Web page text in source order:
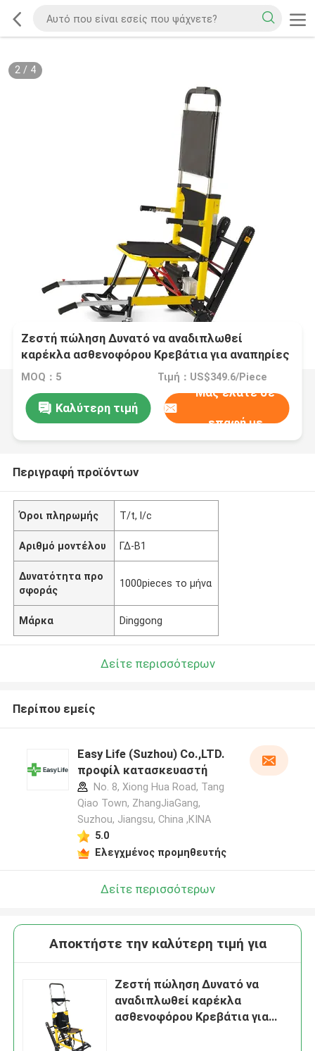
2/ 4
Ζεστή πώληση Δυνατό να αναδιπλωθεί
καρέκλα ασθενοφόρου Κρεβάτια για αναπηρίες
MOQ：5 Τιμή：US$349.6/Piece
Καλύτερη τιμή
Μας ελάτε σε
επαφή με
Περιγραφή προϊόντων
Όροι πληρωμής T/t, l/c
Αριθμό μοντέλου ΓΔ-Β1
Δυνατότητα προ
σφοράς
1000pieces το μήνα
Μάρκα Dinggong
Δείτε περισσότερων
Περίπου εμείς
Easy Life (Suzhou) Co.,LTD.
προφίλ κατασκευαστή
No. 8, Xiong Hua Road, Tang
Qiao Town, ZhangJiaGang,
Suzhou, Jiangsu, China ,ΚΙΝΑ
5.0
Ελεγχμένος προμηθευτής
Δείτε περισσότερων
Αποκτήστε την καλύτερη τιμή για
Ζεστή πώληση Δυνατό να
αναδιπλωθεί καρέκλα
ασθενοφόρου Κρεβάτια για